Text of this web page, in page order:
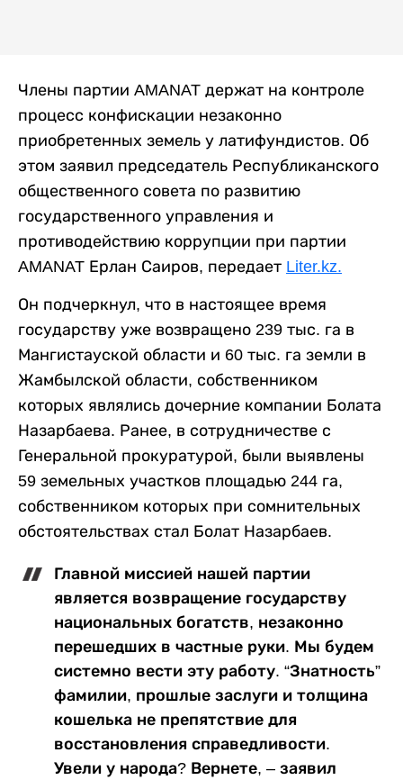
Члены партии AMANAT держат на контроле
процесс конфискации незаконно
приобретенных земель у латифундистов. Об
этом заявил председатель Республиканского
общественного совета по развитию
государственного управления и
противодействию коррупции при партии
AMANAT Ерлан Саиров, передает Liter.kz.
Он подчеркнул, что в настоящее время
государству уже возвращено 239 тыс. га в
Мангистауской области и 60 тыс. га земли в
Жамбылской области, собственником
которых являлись дочерние компании Болата
Назарбаева. Ранее, в сотрудничестве с
Генеральной прокуратурой, были выявлены
59 земельных участков площадью 244 га,
собственником которых при сомнительных
обстоятельствах стал Болат Назарбаев.
Главной миссией нашей партии
является возвращение государству
национальных богатств, незаконно
перешедших в частные руки. Мы будем
системно вести эту работу. “Знатность”
фамилии, прошлые заслуги и толщина
кошелька не препятствие для
восстановления справедливости.
Увели у народа? Вернете, – заявил